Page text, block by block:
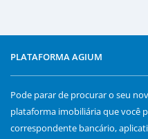
PLATAFORMA AGIUM
Pode parar de procurar o seu
plataforma imobiliária que você
correspondente bancário,